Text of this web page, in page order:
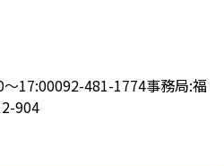
17:00092-481-1774事務局:福
904